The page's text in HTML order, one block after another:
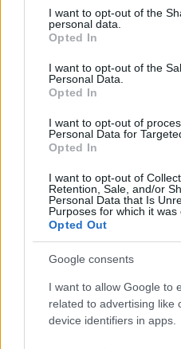
not limited to your visit or
grant or deny consent to
use your data for below
consent section.
I want to opt-out of the
personal data.
Opted In
I want to opt-out of the
Personal Data.
Opted In
I want to opt-out of
Personal Data for
Opted In
I want to opt-out of
Retention, Sale, and/or
Personal Data that Is
Purposes for which it was
Opted Out
Google consents
I want to allow Google to
related to advertising like
device identifiers in apps.
NOTIZIE IN BREVE
Dove sta il Killer di
#Casalotti, tanti
cittadini…
ULTIME NOTIZIE